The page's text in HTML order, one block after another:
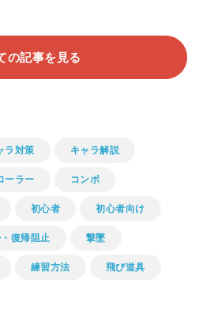
の記事を見る
ラ対策 キャラ解説
ーラー コンボ
初心者 初心者向け
復帰阻止 撃墜
練習方法 飛び道具